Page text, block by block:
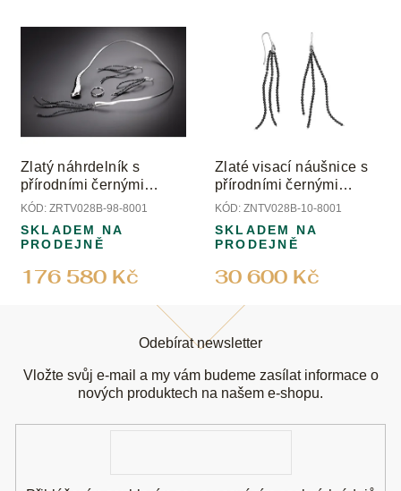
Zlatý náhrdelník s
přírodními černými
diamanty a černými
KÓD: ZRTV028B-98-8001
176 580 Kč
SKLADEM NA
PRODEJNĚ
Zlaté visací náušnice s
přírodními černými
diamanty a spinely
KÓD: ZNTV028B-10-8001
30 600 Kč
SKLADEM NA
PRODEJNĚ
Odebírat newsletter
Vložte svůj e-mail a my vám budeme zasílat informace o
nových produktech na našem e-shopu.